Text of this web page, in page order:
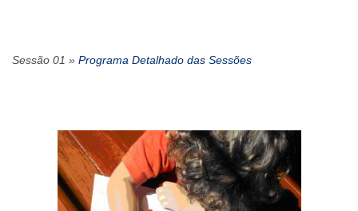
Sessão 01 » Programa Detalhado das Sessões